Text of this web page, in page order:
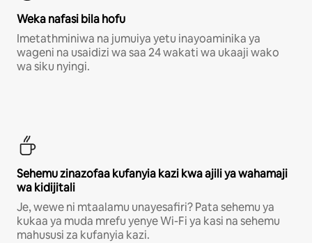
Weka nafasi bila hofu
Imetathminiwa na jumuiya yetu inayoaminika ya
wageni na usaidizi wa saa 24 wakati wa ukaaji wako
wa siku nyingi.
Sehemu zinazofaa kufanyia kazi kwa ajili ya wahamaji
wa kidijitali
Je, wewe ni mtaalamu unayesafiri? Pata sehemu ya
kukaa ya muda mrefu yenye Wi-Fi ya kasi na sehemu
mahususi za kufanyia kazi.